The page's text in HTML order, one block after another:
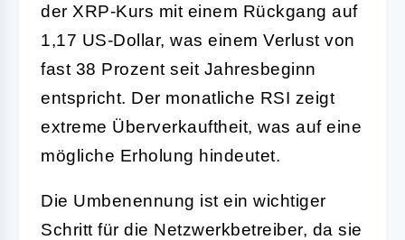
der XRP-Kurs mit einem Rückgang auf
1,17 US-Dollar, was einem Verlust von
fast 38 Prozent seit Jahresbeginn
entspricht. Der monatliche RSI zeigt
extreme Überverkauftheit, was auf eine
mögliche Erholung hindeutet.
Die Umbenennung ist ein wichtiger
Schritt für die Netzwerkbetreiber, da sie